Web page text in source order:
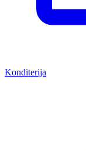
Konditerija